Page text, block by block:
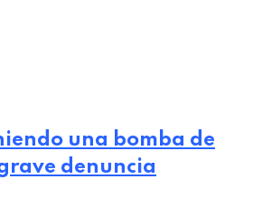
una bomba de
denuncia